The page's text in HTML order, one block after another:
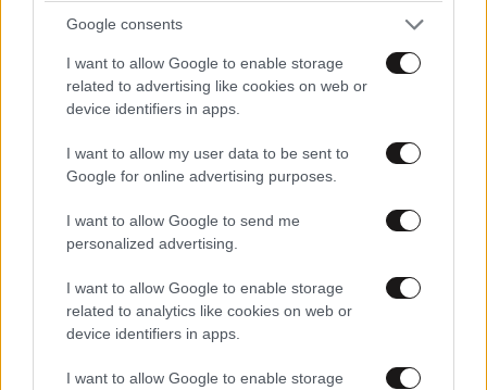
Google consents
I want to allow Google to enable storage
related to advertising like cookies on web or
device identifiers in apps.
I want to allow my user data to be sent to
Google for online advertising purposes.
I want to allow Google to send me
personalized advertising.
I want to allow Google to enable storage
related to analytics like cookies on web or
device identifiers in apps.
I want to allow Google to enable storage